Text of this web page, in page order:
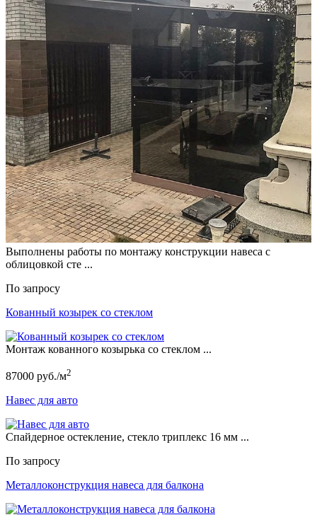
Выполнены работы по монтажу конструкции навеса с
облицовкой сте ...
По запросу
Кованный козырек со стеклом
Монтаж кованного козырька со стеклом ...
87000 руб./м2
Навес для авто
Спайдерное остекление, стекло триплекс 16 мм ...
По запросу
Металлоконструкция навеса для балкона